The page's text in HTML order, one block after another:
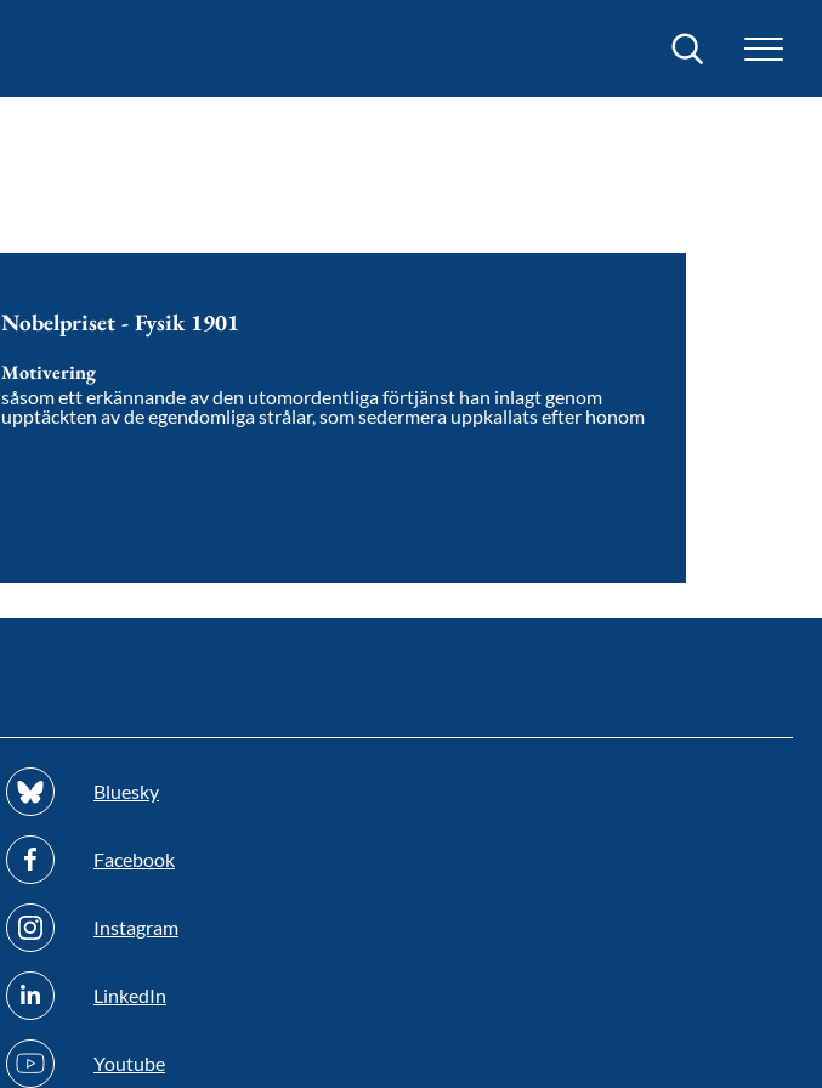
Sök
Nobelpriset - Fysik 1901
Motivering
såsom ett erkännande av den utomordentliga förtjänst han inlagt genom
upptäckten av de egendomliga strålar, som sedermera uppkallats efter honom
Bluesky
Facebook
Instagram
LinkedIn
Youtube